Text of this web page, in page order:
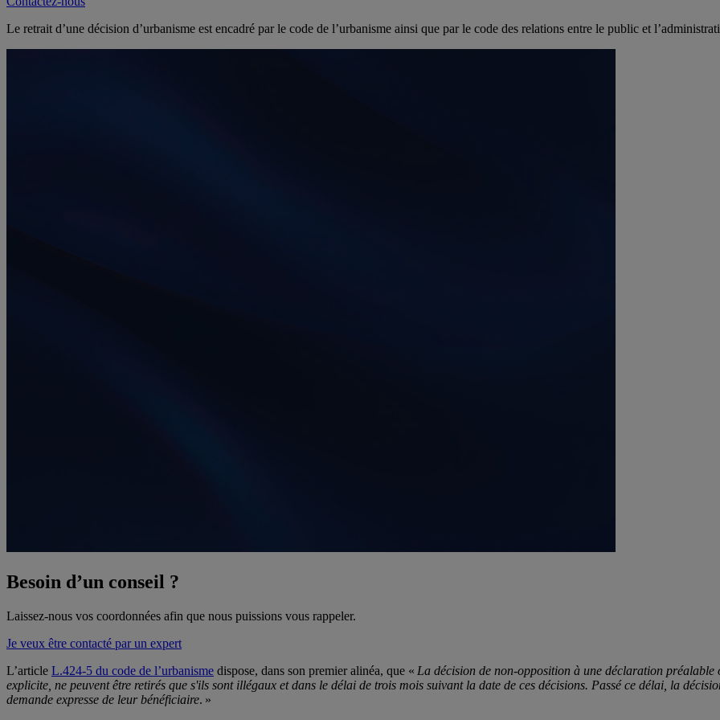
Le retrait d’une décision d’urbanisme est encadré par le code de l’urbanisme ainsi que par le code des relations entre le public et
Besoin d’un conseil ?
Laissez-nous vos coordonnées afin que nous puissions vous rappeler.
Je veux être contacté par un expert
L’article L.424-5 du code de l’urbanisme dispose, dans son premier alinéa, que « La décision de non-opposition à une déclaration
explicite, ne peuvent être retirés que s'ils sont illégaux et dans le délai de trois mois suivant la date de ces décisions. Passé ce délai, la
demande expresse de leur bénéficiaire. »